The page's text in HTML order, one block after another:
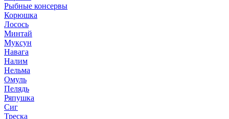
Рыбные консервы
Корюшка
Лосось
Минтай
Муксун
Навага
Налим
Нельма
Омуль
Пелядь
Ряпушка
Сиг
Треска